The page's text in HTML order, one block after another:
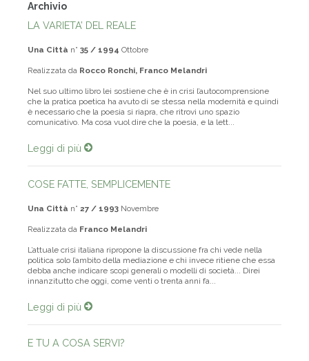
Archivio
LA VARIETA’ DEL REALE
Una Città n° 35 / 1994 Ottobre
Realizzata da Rocco Ronchi, Franco Melandri
Nel suo ultimo libro lei sostiene che è in crisi l’autocomprensione
che la pratica poetica ha avuto di se stessa nella modernità e quindi
è necessario che la poesia si riapra, che ritrovi uno spazio
comunicativo. Ma cosa vuol dire che la poesia, e la lett...
Leggi di più
COSE FATTE, SEMPLICEMENTE
Una Città n° 27 / 1993 Novembre
Realizzata da Franco Melandri
L’attuale crisi italiana ripropone la discussione fra chi vede nella
politica solo l’ambito della mediazione e chi invece ritiene che essa
debba anche indicare scopi generali o modelli di società... Direi
innanzitutto che oggi, come venti o trenta anni fa...
Leggi di più
E TU A COSA SERVI?